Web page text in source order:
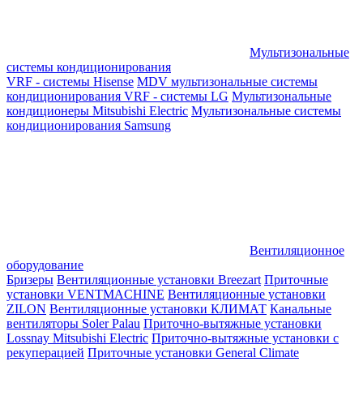
Мультизональные
системы кондиционирования
VRF - системы Hisense MDV мультизональные системы
кондиционирования VRF - системы LG Мультизональные
кондиционеры Mitsubishi Electric Мультизональные системы
кондиционирования Samsung
Вентиляционное
оборудование
Бризеры Вентиляционные установки Breezart Приточные
установки VENTMACHINE Вентиляционные установки
ZILON Вентиляционные установки КЛИМАТ Канальные
вентиляторы Soler Palau Приточно-вытяжные установки
Lossnay Mitsubishi Electric Приточно-вытяжные установки с
рекуперацией Приточные установки General Climate